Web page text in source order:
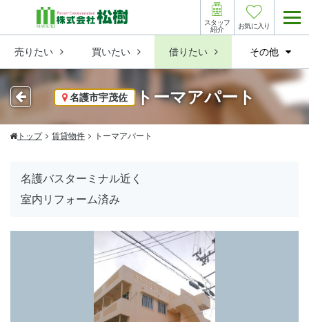
売りたい 買いたい 借りたい その他
スタッフ
紹介
お気に入り
名護市宇茂佐 トーマアパート
トップ 賃貸物件 トーマアパート
名護バスターミナル近く
室内リフォーム済み